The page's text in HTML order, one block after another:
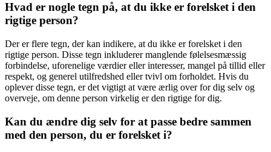
Hvad er nogle tegn på, at du ikke er forelsket i den
rigtige person?
Der er flere tegn, der kan indikere, at du ikke er forelsket i den
rigtige person. Disse tegn inkluderer manglende følelsesmæssig
forbindelse, uforenelige værdier eller interesser, mangel på tillid eller
respekt, og generel utilfredshed eller tvivl om forholdet. Hvis du
oplever disse tegn, er det vigtigt at være ærlig over for dig selv og
overveje, om denne person virkelig er den rigtige for dig.
Kan du ændre dig selv for at passe bedre sammen
med den person, du er forelsket i?